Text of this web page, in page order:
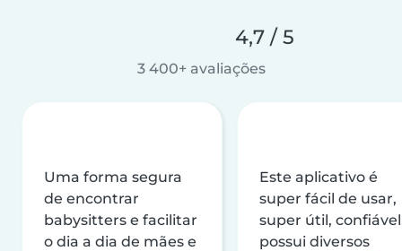
4,7 / 5
3 400+ avaliações
Uma forma segura
de encontrar
babysitters e facilitar
o dia a dia de mães e
Este aplicativo é
super fácil de usar,
super útil,
possui diversos